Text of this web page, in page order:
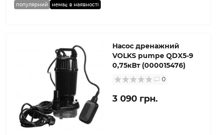
популярний немає в наявності
Насос дренажний
VOLKS pumpe QDX5-9
0,75кВт (000015476)
0
3 090 грн.